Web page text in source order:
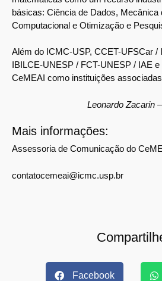
básicas: Ciência de Dados, Mecânica
Computacional e Otimização e
Além do ICMC-USP, CCET-UFSCar
IBILCE-UNESP / FCT-UNESP / IAE
CeMEAI como instituições
Leonardo Zacarin
Mais informações:
Assessoria de Comunicação do
contatocemeai@icmc.usp.br
Facebook